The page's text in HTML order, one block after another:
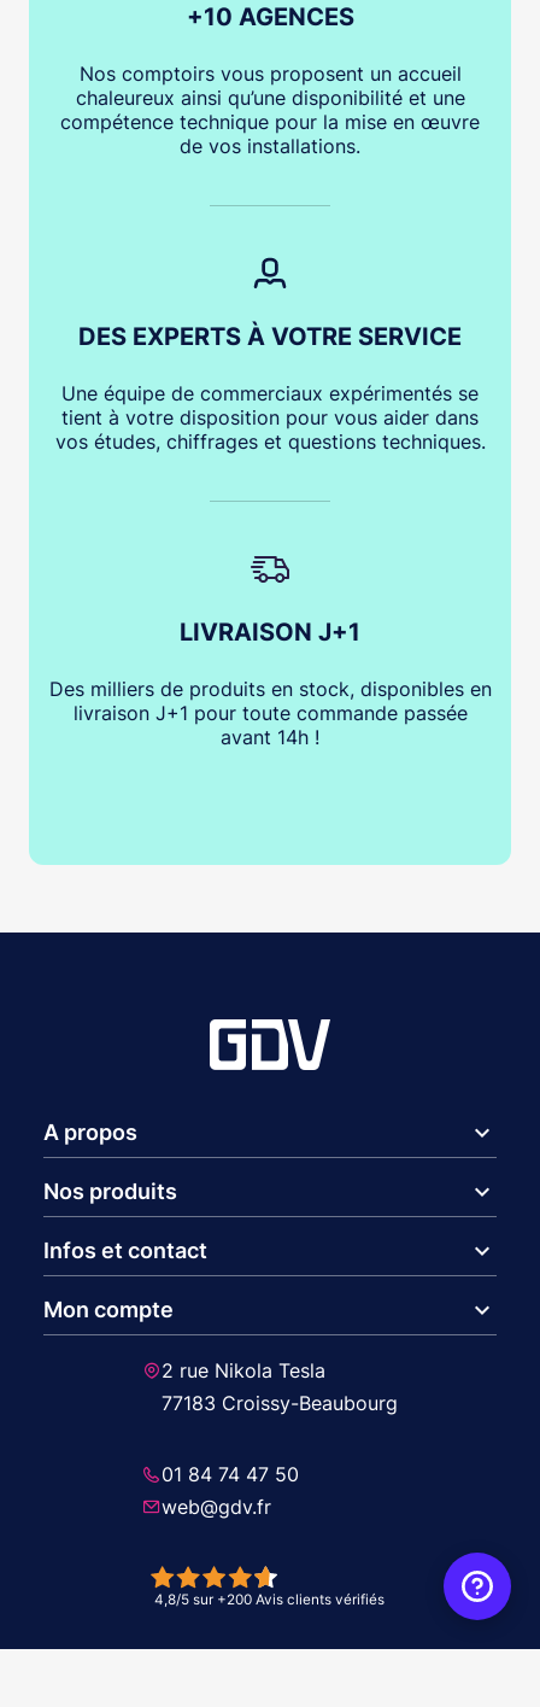
+10 AGENCES
Nos comptoirs vous proposent un accueil
chaleureux ainsi qu’une disponibilité et une
compétence technique pour la mise en œuvre
de vos installations.
DES EXPERTS À VOTRE SERVICE
Une équipe de commerciaux expérimentés se
tient à votre disposition pour vous aider dans
vos études, chiffrages et questions techniques.
LIVRAISON J+1
Des milliers de produits en stock, disponibles en
livraison J+1 pour toute commande passée
avant 14h !
A propos expand_more
Nos produits expand_more
Infos et contact expand_more
Mon compte expand_more
2 rue Nikola Tesla
77183 Croissy-Beaubourg
01 84 74 47 50
web@gdv.fr